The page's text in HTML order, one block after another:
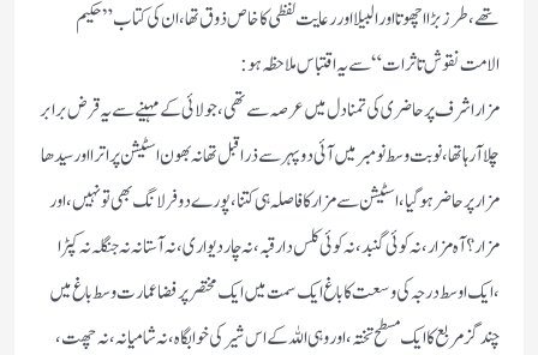
تھے،طرز بڑا اچھوتا اور البیلا اور رعایت لفظی کا خاص ذوق تھا، ان کی کتاب ”حکیم
الامت نقوش تاثرات“ سے یہ اقتباس ملاحظہ ہو:
مزار اشرف پر حاضری کی تمنا دل میں عرصہ سے تھی، جولائی کے مہینے سے یہ قرض برابر
چلا آرہا تھا،نوبت وسط نومبر میں آئی دوپہر سے ذرا قبل تھانہ بھون اسٹیشن پر اترا اور سیدھا
مزار پر حاضر ہو گیا،اسٹیشن سے مزار کا فاصلہ ہی کتنا، پورے دو فرلانگ بھی تو نہیں، اور
مزار؟ آہ مزار، نہ کوئی گنبد، نہ کوئی کلس دار قبہ، نہ چار دیواری، نہ آستانہ نہ جنگلہ نہ کپڑا
،ایک اوسط درجہ کی وسعت کا باغ ایک سمت میں ایک مختصر پرفضا عمارت وسط باغ میں
چند گز مربع کا ایک مسطح تختہ،اور وہی اللہ کے اس شیر کی خوابگاہ، نہ شامیانہ، نہ چھت،